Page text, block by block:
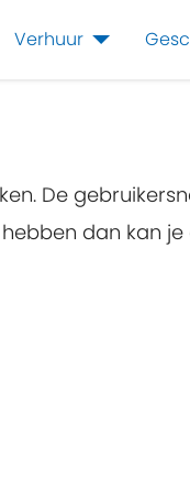
Verhuur
De
dan kan